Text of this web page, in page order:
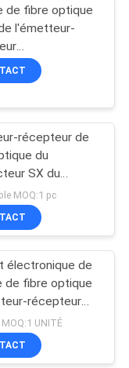
de fibre optique
l'émetteur-
1550nm
récepteur de
du
SX du
SX-MM GE
d'émetteur-
de Cisco
MOQ:1 pc
électronique de
de fibre optique
récepteur
3al81915abag
UNITÉ